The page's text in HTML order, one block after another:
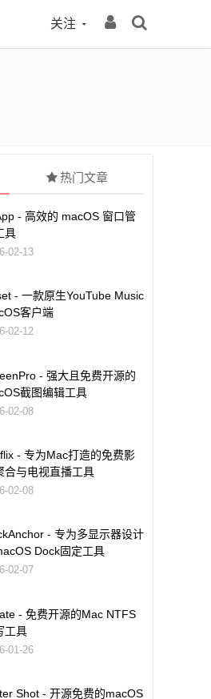
关注
热门文章
- 高效的 macOS 窗口管
具
02-13
- 一款原生YouTube Music
客户端
02-12
- 强大且免费开源的
截图编辑工具
02-08
- 专为Mac打造的免费影
合与电视直播工具
02-08
- 专为多显示器设计
Dock固定工具
02-07
- 免费开源的Mac NTFS
工具
01-26
Shot - 开源免费的macOS